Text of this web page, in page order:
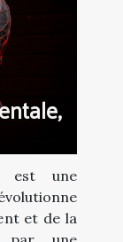
est une
et de la